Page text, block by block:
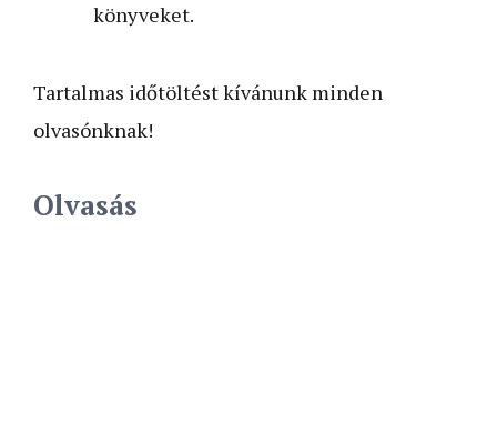
könyveket.
Tartalmas időtöltést kívánunk minden
olvasónknak!
Olvasás